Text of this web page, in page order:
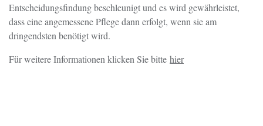
Entscheidungsfindung beschleunigt und es wird gewährleistet,
dass eine angemessene Pflege dann erfolgt, wenn sie am
dringendsten benötigt wird.
Für weitere Informationen klicken Sie bitte hier